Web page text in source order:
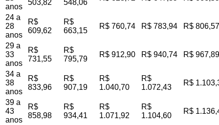
anos
503,82
548,06
24 a
28
anos
R$
609,62
R$
663,15
R$ 760,74 R$ 783,94 R$ 806,57
29 a
33
anos
R$
731,55
R$
795,79
R$ 912,90 R$ 940,74 R$ 967,89
34 a
38
anos
R$
833,96
R$
907,19
R$
1.040,70
R$
1.072,43
R$
39 a
43
anos
R$
858,98
R$
934,41
R$
1.071,92
R$
1.104,60
R$